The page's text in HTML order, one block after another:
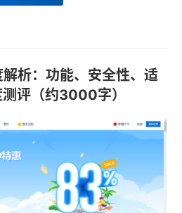
析：功能、安全性、适
评（约3000字）